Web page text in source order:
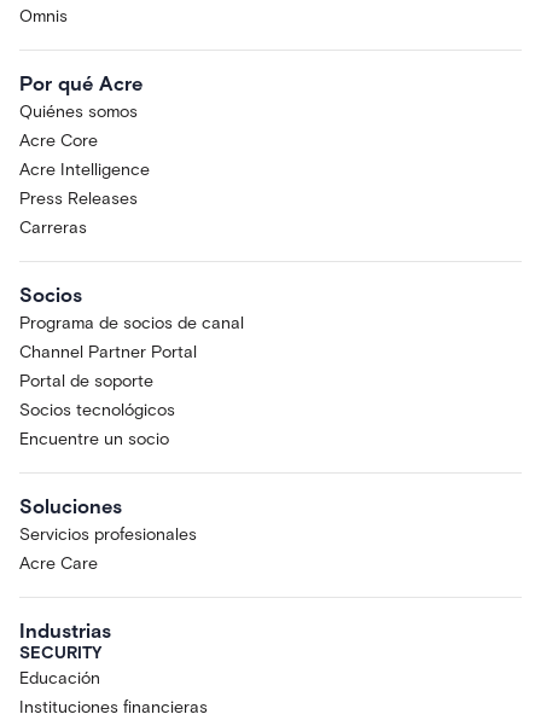
Omnis
Por qué Acre
Quiénes somos
Acre Core
Acre Intelligence
Press Releases
Carreras
Socios
Programa de socios de canal
Channel Partner Portal
Portal de soporte
Socios tecnológicos
Encuentre un socio
Soluciones
Servicios profesionales
Acre Care
Industrias
SECURITY
Educación
Instituciones financieras